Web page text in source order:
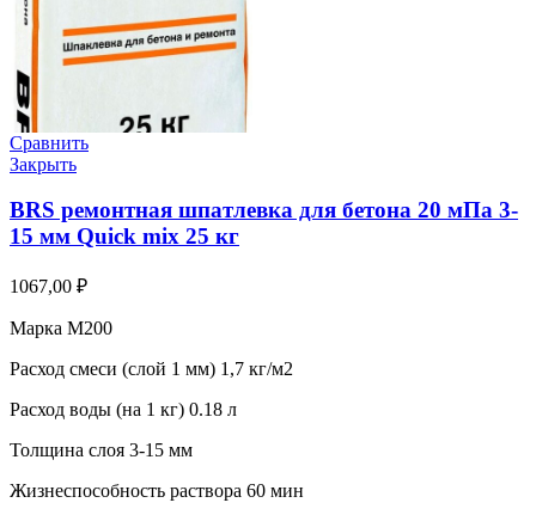
Сравнить
Закрыть
BRS ремонтная шпатлевка для бетона 20 мПа 3-
15 мм Quick mix 25 кг
1067,00 ₽
Марка М200
Расход смеси (слой 1 мм) 1,7 кг/м2
Расход воды (на 1 кг) 0.18 л
Толщина слоя 3-15 мм
Жизнеспособность раствора 60 мин